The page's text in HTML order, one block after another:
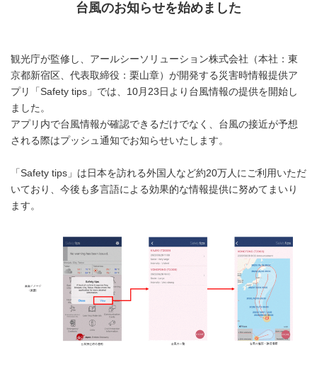
台風のお知らせを始めました
観光庁が監修し、アールシーソリューション株式会社（本社：東
京都新宿区、代表取締役：栗山章）が開発する災害時情報提供ア
プリ「Safety tips」では、10月23日より台風情報の提供を開始し
ました。
アプリ内で台風情報が確認できるだけでなく、台風の接近が予想
される際はプッシュ通知でお知らせいたします。
「Safety tips」は日本を訪れる外国人など約20万人にご利用いただ
いており、今後も多言語による効果的な情報提供に努めてまいり
ます。